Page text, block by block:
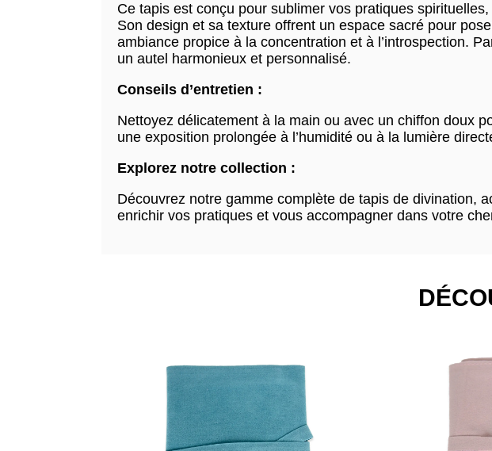
Ce tapis est conçu pour sublimer vos pratiques
Son design et sa texture offrent un espace sacré pour
ambiance propice à la concentration et à l’introspection.
un autel harmonieux et personnalisé.
Conseils d’entretien :
Nettoyez délicatement à la main ou avec un chiffon doux
une exposition prolongée à l’humidité ou à la lumière
Explorez notre collection :
Découvrez notre gamme complète de tapis de divination,
enrichir vos pratiques et vous accompagner dans votre